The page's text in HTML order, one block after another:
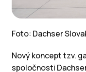
Foto: Dachser
Nový koncept tzv.
spoločnosti